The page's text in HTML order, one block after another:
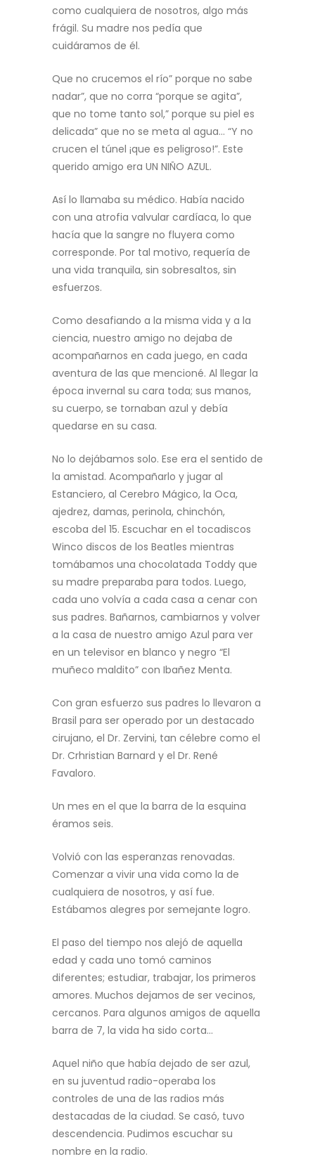
como cualquiera de nosotros, algo más
frágil. Su madre nos pedía que
cuidáramos de él.
Que no crucemos el río” porque no sabe
nadar”, que no corra “porque se agita”,
que no tome tanto sol,” porque su piel es
delicada” que no se meta al agua… “Y no
crucen el túnel ¡que es peligroso!”. Este
querido amigo era UN NIÑO AZUL.
Así lo llamaba su médico. Había nacido
con una atrofia valvular cardíaca, lo que
hacía que la sangre no fluyera como
corresponde. Por tal motivo, requería de
una vida tranquila, sin sobresaltos, sin
esfuerzos.
Como desafiando a la misma vida y a la
ciencia, nuestro amigo no dejaba de
acompañarnos en cada juego, en cada
aventura de las que mencioné. Al llegar la
época invernal su cara toda; sus manos,
su cuerpo, se tornaban azul y debía
quedarse en su casa.
No lo dejábamos solo. Ese era el sentido de
la amistad. Acompañarlo y jugar al
Estanciero, al Cerebro Mágico, la Oca,
ajedrez, damas, perinola, chinchón,
escoba del 15. Escuchar en el tocadiscos
Winco discos de los Beatles mientras
tomábamos una chocolatada Toddy que
su madre preparaba para todos. Luego,
cada uno volvía a cada casa a cenar con
sus padres. Bañarnos, cambiarnos y volver
a la casa de nuestro amigo Azul para ver
en un televisor en blanco y negro “El
muñeco maldito” con Ibañez Menta.
Con gran esfuerzo sus padres lo llevaron a
Brasil para ser operado por un destacado
cirujano, el Dr. Zervini, tan célebre como el
Dr. Crhristian Barnard y el Dr. René
Favaloro.
Un mes en el que la barra de la esquina
éramos seis.
Volvió con las esperanzas renovadas.
Comenzar a vivir una vida como la de
cualquiera de nosotros, y así fue.
Estábamos alegres por semejante logro.
El paso del tiempo nos alejó de aquella
edad y cada uno tomó caminos
diferentes; estudiar, trabajar, los primeros
amores. Muchos dejamos de ser vecinos,
cercanos. Para algunos amigos de aquella
barra de 7, la vida ha sido corta…
Aquel niño que había dejado de ser azul,
en su juventud radio-operaba los
controles de una de las radios más
destacadas de la ciudad. Se casó, tuvo
descendencia. Pudimos escuchar su
nombre en la radio.